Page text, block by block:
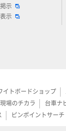
示
示
イトボードショップ
現場のチカラ 台車ナ
ピンポイントサーチ